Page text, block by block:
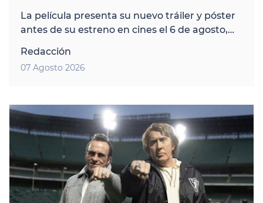
La película presenta su nuevo tráiler y póster
antes de su estreno en cines el 6 de agosto,
Redacción
07 Agosto 2026